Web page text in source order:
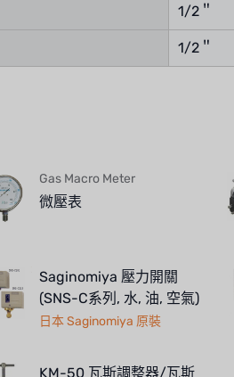
1/2＂
1/2＂
Gas Macro Meter
微壓表
Saginomiya 壓力開關
(SNS-C系列, 水, 油, 空氣)
日本 Saginomiya 原裝
KM-50 瓦斯調整器/瓦斯